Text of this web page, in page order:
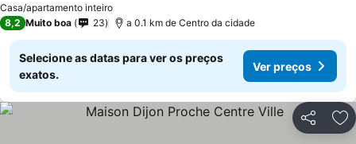
Casa/apartamento inteiro
8,2 Muito boa 23 a 0.1 km de Centro da cidade
Selecione as datas para ver os preços
exatos.
Ver preços
Partilhar